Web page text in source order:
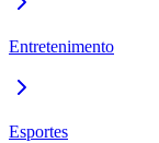
Entretenimento
Esportes